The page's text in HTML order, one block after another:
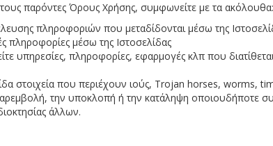
παρόντες Όρους Χρήσης, συμφωνείτε με τα ακόλουθα:
πληροφοριών που μεταδίδονται μέσω της
πληροφορίες μέσω της Ιστοσελίδας
υπηρεσίες, πληροφορίες, εφαρμογές κλπ που
στοιχεία που περιέχουν ιούς, Trojan horses, worms,
την υποκλοπή ή την κατάληψη οποιουδήποτε
άλλων.